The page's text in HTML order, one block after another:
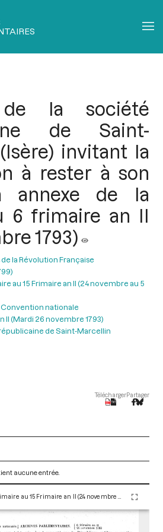
de la société
de Saint-
invitant la
à rester à son
annexe de la
6 frimaire an II
1793)
la Révolution Française
au 15 Frimaire an II (24 novembre au 5
nationale
II (Mardi 26 novembre 1793)
de Saint-Marcellin
TéléchargerPartager
aucune entrée.